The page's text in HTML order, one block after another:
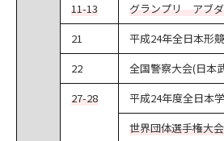
11-13
グランプリ アブ
21
平成24年全日本形
22
全国警察大会(日本
27-28
平成24年度全日本
世界団体選手権大